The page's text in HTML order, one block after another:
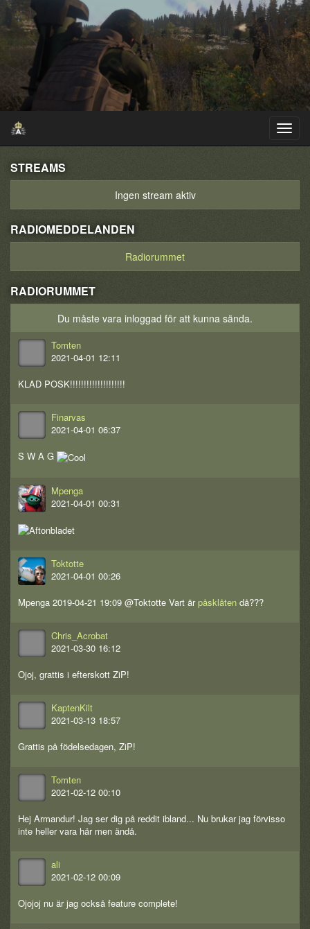
STREAMS
Ingen stream aktiv
RADIOMEDDELANDEN
Radiorummet
RADIORUMMET
Du måste vara inloggad för att kunna sända.
Tomten
2021-04-01 12:11
KLAD POSK!!!!!!!!!!!!!!!!!!!!
Finarvas
2021-04-01 06:37
S W A G
Mpenga
2021-04-01 00:31
Toktotte
2021-04-01 00:26
Mpenga 2019-04-21 19:09 @Toktotte Vart ärpåsklåten då???
Chris_Acrobat
2021-03-30 16:12
Ojoj, grattis i efterskott ZiP!
KaptenKilt
2021-03-13 18:57
Grattis på födelsedagen, ZiP!
Tomten
2021-02-12 00:10
Hej Armandur! Jag ser dig på reddit ibland... Nu brukar jag förvisso
inte heller vara här men ändå.
ali
2021-02-12 00:09
Ojojoj nu är jag också feature complete!